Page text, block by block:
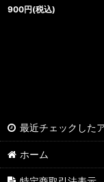
900円(税込)
最近チェックした
ホーム